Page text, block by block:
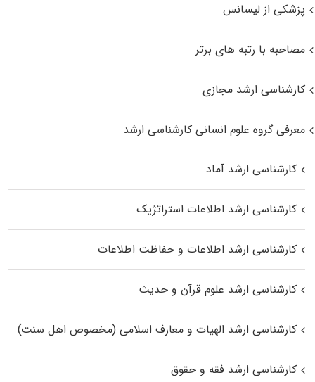
پزشکی از لیسانس
مصاحبه با رتبه های برتر
کارشناسی ارشد مجازی
معرفی گروه علوم انسانی کارشناسی ارشد
کارشناسی ارشد آماد
کارشناسی ارشد اطلاعات استراتژیک
کارشناسی ارشد اطلاعات و حفاظت اطلاعات
کارشناسی ارشد علوم قرآن و حدیث
کارشناسی ارشد الهیات و معارف اسلامی (مخصوص اهل سنت)
کارشناسی ارشد فقه و حقوق